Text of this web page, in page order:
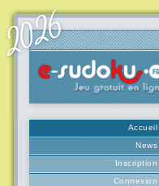
Accueil
News
Inscription
Connexion